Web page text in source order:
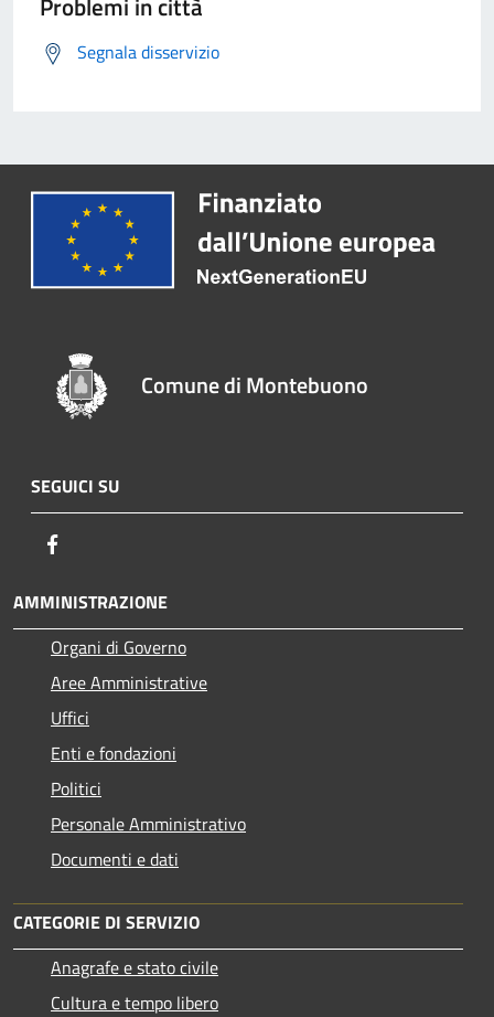
Segnala disservizio
Comune di Montebuono
SEGUICI SU
AMMINISTRAZIONE
Organi di Governo
Aree Amministrative
Uffici
Enti e fondazioni
Politici
Personale Amministrativo
Documenti e dati
CATEGORIE DI SERVIZIO
Anagrafe e stato civile
Cultura e tempo libero